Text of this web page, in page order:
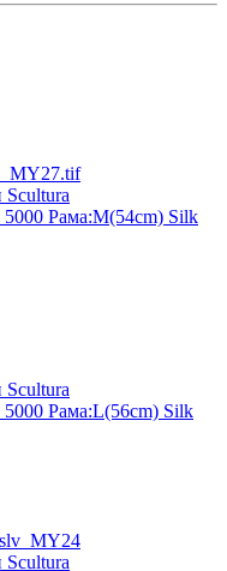
Рама:M(54cm) Silk
Рама:L(56cm) Silk